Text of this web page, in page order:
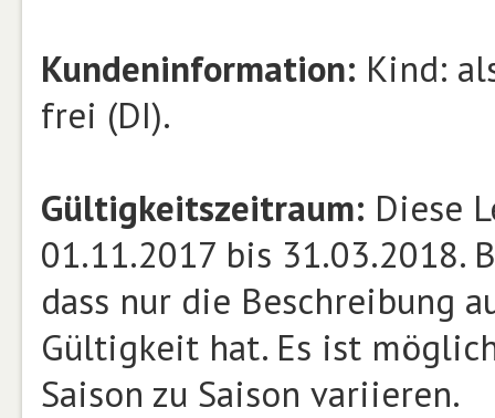
Kundeninformation: Kind:
frei (DI).
Gültigkeitszeitraum: Diese
01.11.2017 bis 31.03.2018.
dass nur die Beschreibung
Gültigkeit hat. Es ist
Saison zu Saison variieren.